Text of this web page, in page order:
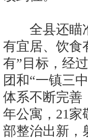
全县还瞄准
有宜居、饮食
有”目标，经
团和“一镇三
体系不断完善
年公寓，21
部整治出新，